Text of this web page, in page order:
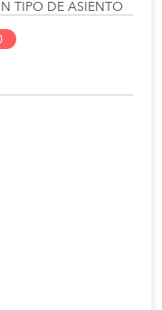
TIPO DE ASIENTO